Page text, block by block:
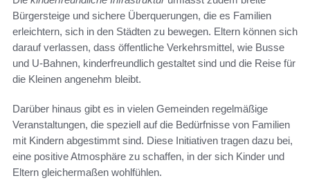
Bürgersteige und sichere Überquerungen, die es Familien
erleichtern, sich in den Städten zu bewegen. Eltern können sich
darauf verlassen, dass öffentliche Verkehrsmittel, wie Busse
und U-Bahnen, kinderfreundlich gestaltet sind und die Reise für
die Kleinen angenehm bleibt.
Darüber hinaus gibt es in vielen Gemeinden regelmäßige
Veranstaltungen, die speziell auf die Bedürfnisse von Familien
mit Kindern abgestimmt sind. Diese Initiativen tragen dazu bei,
eine positive Atmosphäre zu schaffen, in der sich Kinder und
Eltern gleichermaßen wohlfühlen.